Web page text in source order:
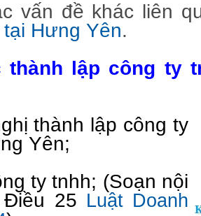
vấn đề khác liên
Hưng Yên.
thành lập công ty
thành lập công ty
Yên;
ty tnhh; (Soạn nội
25 Luật Doanh